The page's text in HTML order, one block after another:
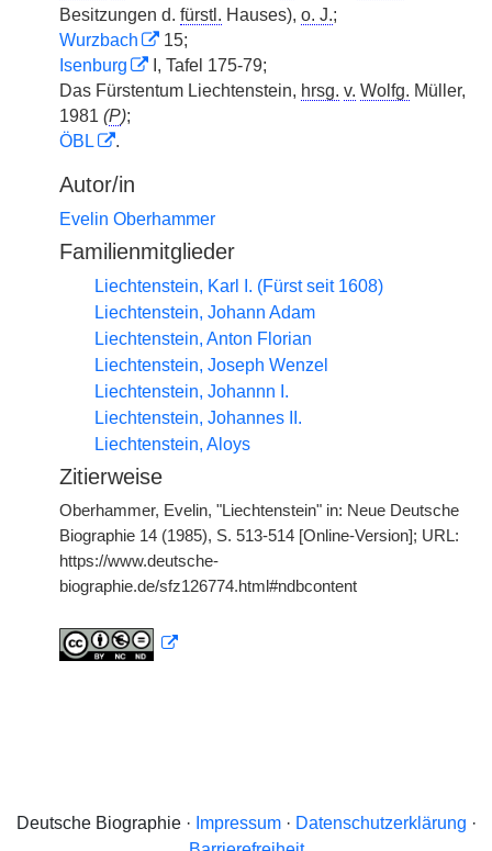
Besitzungen d. fürstl. Hauses), o. J.;
Wurzbach
15;
Isenburg
I, Tafel 175-79;
Das Fürstentum Liechtenstein, hrsg. v. Wolfg. Müller,
1981 (P);
ÖBL
.
Autor/in
Evelin Oberhammer
Familienmitglieder
Liechtenstein, Karl I. (Fürst seit 1608)
Liechtenstein, Johann Adam
Liechtenstein, Anton Florian
Liechtenstein, Joseph Wenzel
Liechtenstein, Johannn I.
Liechtenstein, Johannes II.
Liechtenstein, Aloys
Zitierweise
Oberhammer, Evelin, "Liechtenstein" in: Neue Deutsche
Biographie 14 (1985), S. 513-514 [Online-Version]; URL:
https://www.deutsche-
biographie.de/sfz126774.html#ndbcontent
Deutsche Biographie · Impressum· Datenschutzerklärung ·